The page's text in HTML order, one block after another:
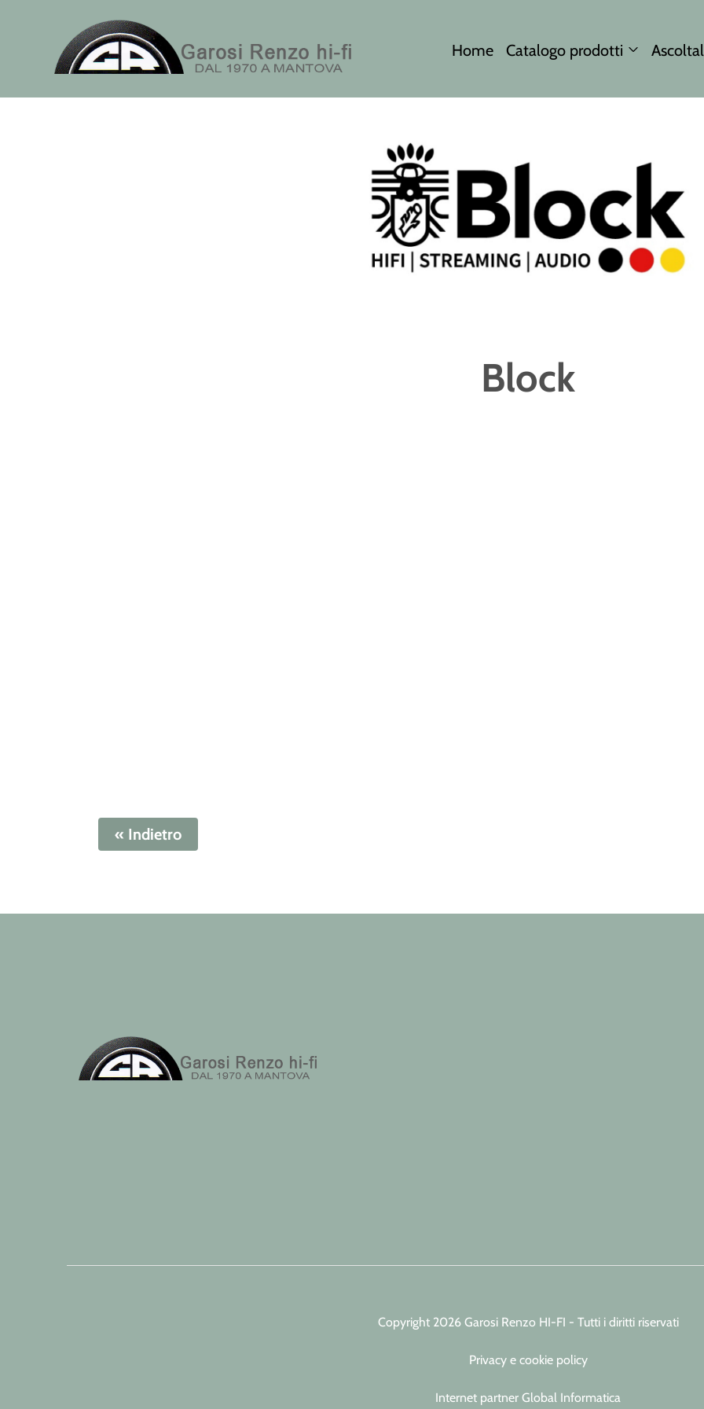
Home Catalogo prodotti
Block
« Indietro
Copyright 2026 Garosi Renzo HI-FI - Tutti i diritti riservati
Privacy e cookie policy
Internet partner Global Informatica